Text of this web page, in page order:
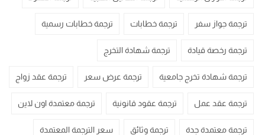
ترجمة جواز سفر ترجمة خطابات ترجمة خطابات رسمية
ترجمة رخصة قيادة ترجمة شهادة التخرج
ترجمة شهادة تخرج جامعية ترجمة عرض سعر ترجمة عقد زواج
ترجمة عقد عمل ترجمة عقود قانونية ترجمة معتمدة اون لاين
ترجمة معتمدة جدة ترجمة وثائق سعر الترجمة المعتمدة